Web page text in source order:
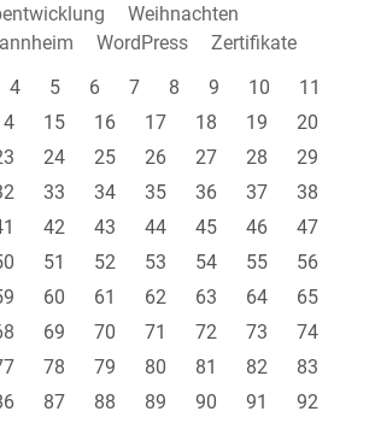
Weihnachten
WordPress
Zertifikate
4 5 6 7 8 9 10
11
15 16 17 18 19
20
24 25 26 27 28
29
33 34 35 36 37
38
42 43 44 45 46
47
51 52 53 54 55
56
60 61 62 63 64
65
69 70 71 72 73
74
78 79 80 81 82
83
87 88 89 90 91
92